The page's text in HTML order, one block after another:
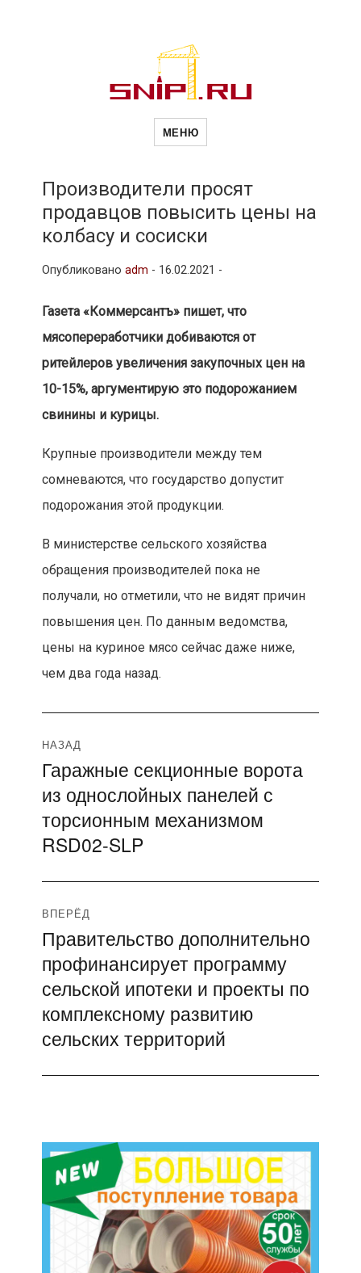
Новости
и
МЕНЮ
Производители просят
продавцов повысить цены на
колбасу и сосиски
Опубликовано adm - 16.02.2021 -
Газета «Коммерсантъ» пишет, что
мясопереработчики добиваются от
ритейлеров увеличения закупочных цен на
10-15%, аргументирую это подорожанием
свинины и курицы.
Крупные производители между тем
сомневаются, что государство допустит
подорожания этой продукции.
В министерстве сельского хозяйства
обращения производителей пока не
получали, но отметили, что не видят причин
повышения цен. По данным ведомства,
цены на куриное мясо сейчас даже ниже,
чем два года назад.
Навигация
по
записям
НАЗАД
Предыдущая
запись:
Гаражные секционные ворота
из однослойных панелей с
торсионным механизмом
RSD02‑SLP
ВПЕРЁД
Следующая
запись:
Правительство дополнительно
профинансирует программу
сельской ипотеки и проекты по
комплексному развитию
сельских территорий